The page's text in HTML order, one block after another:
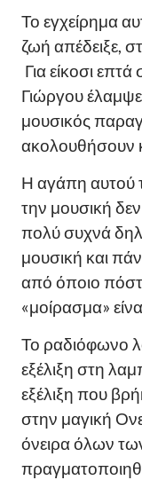
Το εγχείρημα
ζωή απέδειξε,
Για είκοσι
Γιώργου
μουσικός
ακολουθήσουν
Η αγάπη αυτού
την μουσική
πολύ συχνά
μουσική και
από όποιο
«μοίρασμα»
Το ραδιόφωνο
εξέλιξη στη
εξέλιξη που
στην μαγική
όνειρα όλων